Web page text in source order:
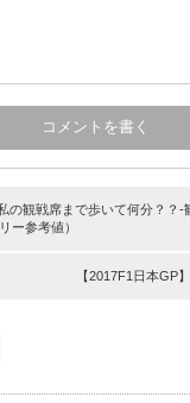
の観戦席まで歩いて何分？？
ー参考値）
【2017F1日本GP